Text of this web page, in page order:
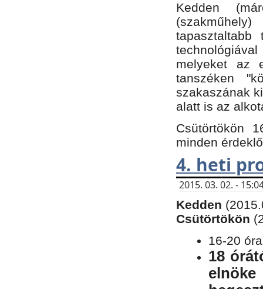
Kedden
tapasztaltabb
melyeket az
tanszéken
szakaszának
alatt is az
Csütörtökön
minden
4. heti
2015. 03. 02. -
Kedden
Csütörtökön
16-20
18